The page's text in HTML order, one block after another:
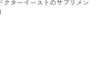
ターイーストのサプリメン